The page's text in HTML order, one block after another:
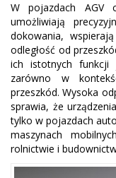
W pojazdach AGV
umożliwiają
dokowania,
odległość od
ich istotnych funkcji
zarówno w
przeszkód. Wysoka
sprawia, że
tylko w pojazdach
maszynach
rolnictwie i